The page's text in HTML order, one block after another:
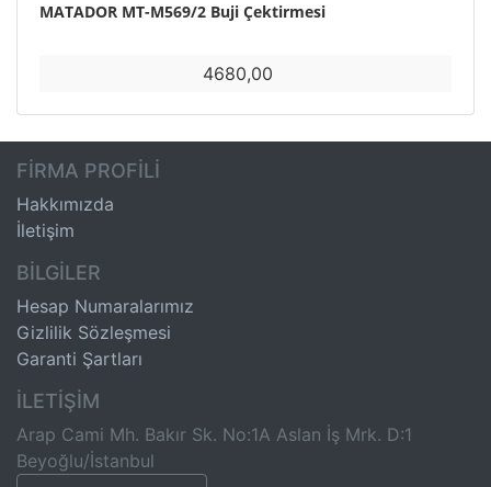
MATADOR MT-M569/2 Buji Çektirmesi
4680,00
FİRMA PROFİLİ
Hakkımızda
İletişim
BİLGİLER
Hesap Numaralarımız
Gizlilik Sözleşmesi
Garanti Şartları
İLETİŞİM
Arap Cami Mh. Bakır Sk. No:1A Aslan İş Mrk. D:1
Beyoğlu/İstanbul